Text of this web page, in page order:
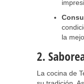
la
2.
La cocina de